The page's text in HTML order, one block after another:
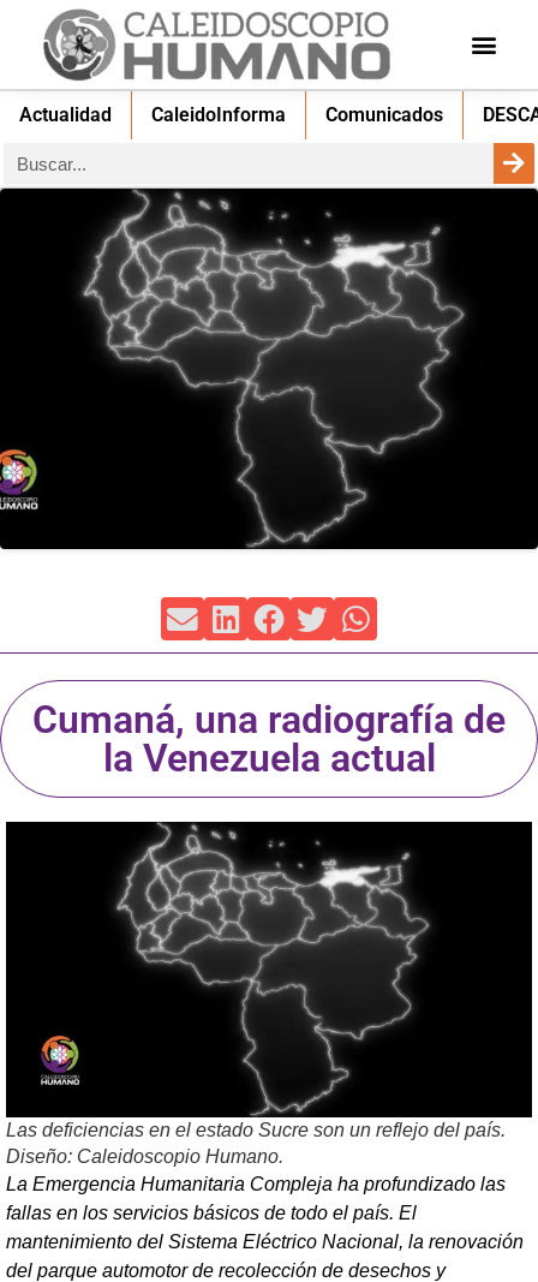
Actualidad CaleidoInforma Comunicados
Cumaná, una radiografía de
la Venezuela actual
Las deficiencias en el estado Sucre son un reflejo del país.
Diseño: Caleidoscopio Humano.
La Emergencia Humanitaria Compleja ha profundizado las
fallas en los servicios básicos de todo el país. El
mantenimiento del Sistema Eléctrico Nacional, la renovación
del parque automotor de recolección de desechos y